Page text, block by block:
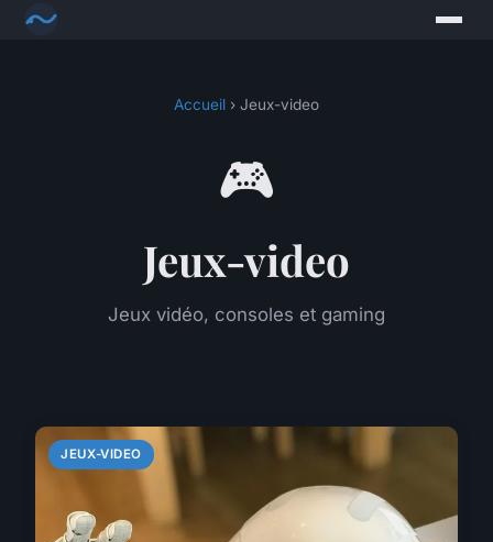
Accueil › Jeux-video
🎮
Jeux-video
Jeux vidéo, consoles et gaming
JEUX-VIDEO